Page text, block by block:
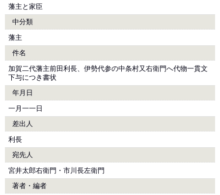
藩主と家臣
中分類
藩主
件名
加賀二代藩主前田利長、伊勢代参の中条村又右衛門へ代物一貫文
下与につき書状
年月日
一月一一日
差出人
利長
宛先人
宮井太郎右衛門・市川長左衛門
著者・編者